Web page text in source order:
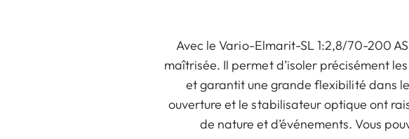
Avec le Vario-Elmarit-SL 1:2,8/70-200
maîtrisée. Il permet d’isoler précisément
et garantit une grande flexibilité dans
ouverture et le stabilisateur optique ont
de nature et d’événements. Vous